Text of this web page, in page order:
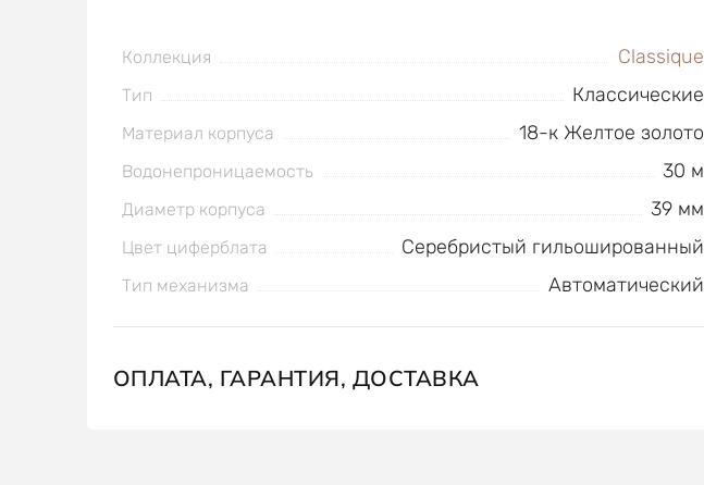
Коллекция Classique
Тип Классические
Материал корпуса 18-к Желтое золото
Водонепроницаемость 30 м
Диаметр корпуса 39 мм
Цвет циферблата Серебристый гильошированный
Тип механизма Автоматический
ОПЛАТА, ГАРАНТИЯ, ДОСТАВКА